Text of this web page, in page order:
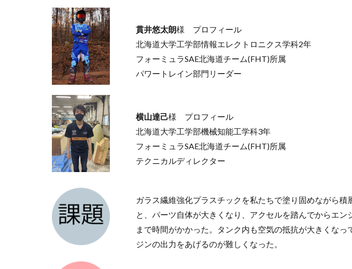
貫井悠太朗様 プロフィール
北海道大学工学部情報エレクトロニクス学科2年
フォーミュラSAE北海道チーム(FHT)所属
パワートレイン部門リーダー
横山達己様 プロフィール
北海道大学工学部機械知能工学科3年
フォーミュラSAE北海道チーム(FHT)所属
テクニカルディレクター
ガラス繊維強化プラスチックを私たちで塗り固めながら積
と、パーツ自体が大きくなり、アクセルを踏んでからエン
まで時間がかかった。タンク内も空気の抵抗が大きくなっ
ジンの出力をあげるのが難しくなった。